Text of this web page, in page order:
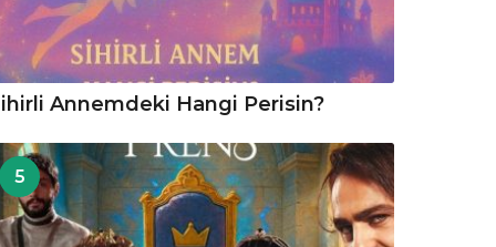
Annemdeki Hangi Perisin?
5